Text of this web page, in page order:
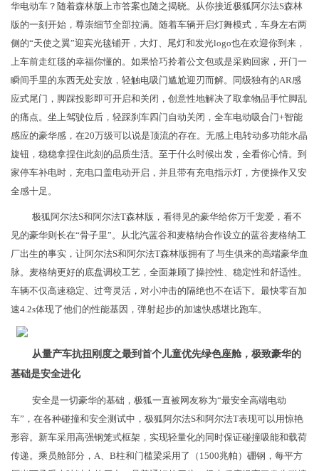
华电动车？随着森林版上市答案也随之揭晓。从你接近极狐阿尔法S森林
版的一刻开始，尊崇细节全部拉满。随着车辆开启灯舞模式，车身左右两
侧的“天使之翼”迎宾光毯铺开，大灯、尾灯和发光logo也在欢迎你到来，
上车前走红毯的幸福你懂的。如果恰巧拎着公文包或是采购回家，开门一
瞬间手里的东西无处安放，轻触电吸门尴尬迎刃而解。同级独有的AR感
应式尾门，脚踩投影即可开启和关闭，创意性地解决了取拿物品手忙脚乱
的痛点。坐上驾驶位后，轻踩刹车四门自动关闭，全车电动吸合门+智能
感应的豪华感，在20万级可以说是顶流的存在。无感上电转动多功能水晶
旋钮，稳稳拿捏住此刻的品质生活。至于什么时候出发，全看你心情。到
家停车补电时，充电口盖电动开启，并且带有充电指示灯，方便操作又安
全感十足。
极狐阿尔法S和阿尔法T森林版，看得见的豪华给你万千宠爱，看不
见的豪华则长在“骨子里”。从北汽蓝谷和麦格纳合作设立的蓝谷麦格纳工
厂出生的事实，让阿尔法S和阿尔法T森林版拥有了与生俱来的高端豪华血
脉。麦格纳更好的底盘调校工艺，全面兼顾了操控性、稳定性和舒适性。
车辆不仅高速稳定、过弯灵活，对小冲击的隔绝也不在话下。最快零百加
速4.2s体现了他们的性能基因，弹射起步的加速快感堪比跑车。
从量产车抗扭刚度之最到首个儿童优先绿色座舱，极致豪华的
基础是安全进化
安全是一切豪华的基础，极狐一直被网友称为“最安全高端电动
车”，在各种碰撞和安全测试中，极狐阿尔法S和阿尔法T表现可以用惊艳
形容。新车采用高强钢笼式框架，实现轻量化的同时保证碰撞吸能和载荷
传递。乘员舱部分，A、B柱和门槛梁采用了（1500兆帕）硼钢，每平方